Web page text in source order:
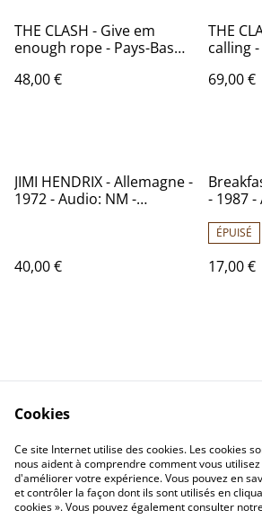
THE CLASH - Give em
enough rope - Pays-Bas
82431
48,00 €
THE
calling
69,00 €
JIMI HENDRIX - Allemagne -
1972 - Audio: NM -
40,00 €
- 1987 -
ÉPUISÉ
17,00 €
Politique de
confidentialité
Calendrier:
Cookies
Ce site Internet utilise des cookies. Les cookies
nous aident à comprendre comment vous
d'améliorer votre expérience. Vous pouvez en
et contrôler la façon dont ils sont utilisés en
cookies ». Vous pouvez également consulter